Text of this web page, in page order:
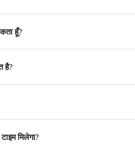
अड्डा ट्रांसफर और वैकल्पिक हॉट एयर बैलून
हूँ?
तक रद्द किया जा सकता है। टूर शुल्क का 60%
है?
वैध पासपोर्ट या आईडी कार्ड और एक
और आपकी व्यक्तिगत आवश्यकताएँ।
मिलेगा?